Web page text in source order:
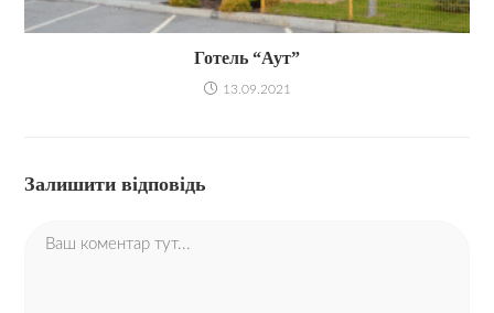
Готель “Аут”
13.09.2021
Залишити відповідь